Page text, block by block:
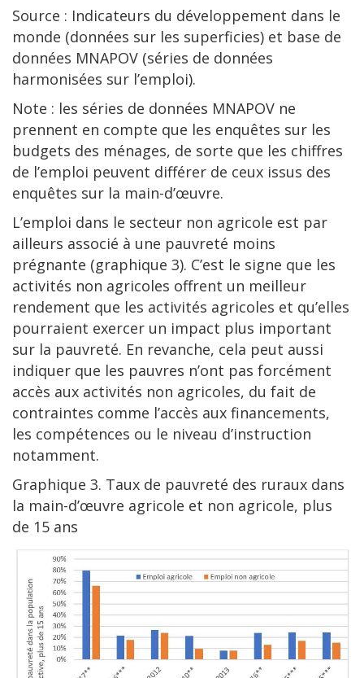
Source : Indicateurs du développement dans le
monde (données sur les superficies) et base de
données MNAPOV (séries de données
harmonisées sur l’emploi).
Note : les séries de données MNAPOV ne
prennent en compte que les enquêtes sur les
budgets des ménages, de sorte que les chiffres
de l’emploi peuvent différer de ceux issus des
enquêtes sur la main-d’œuvre.
L’emploi dans le secteur non agricole est par
ailleurs associé à une pauvreté moins
prégnante (graphique 3). C’est le signe que les
activités non agricoles offrent un meilleur
rendement que les activités agricoles et qu’elles
pourraient exercer un impact plus important
sur la pauvreté. En revanche, cela peut aussi
indiquer que les pauvres n’ont pas forcément
accès aux activités non agricoles, du fait de
contraintes comme l’accès aux financements,
les compétences ou le niveau d’instruction
notamment.
Graphique 3. Taux de pauvreté des ruraux dans
la main-d’œuvre agricole et non agricole, plus
de 15 ans